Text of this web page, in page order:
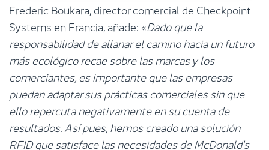
Frederic Boukara, director comercial de Checkpoint
Systems en Francia, añade: «Dado que la
responsabilidad de allanar el camino hacia un futuro
más ecológico recae sobre las marcas y los
comerciantes, es importante que las empresas
puedan adaptar sus prácticas comerciales sin que
ello repercuta negativamente en su cuenta de
resultados. Así pues, hemos creado una solución
RFID que satisface las necesidades de McDonald's